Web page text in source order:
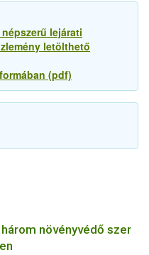
lejárati
letölthető
(pdf)
növényvédő szer